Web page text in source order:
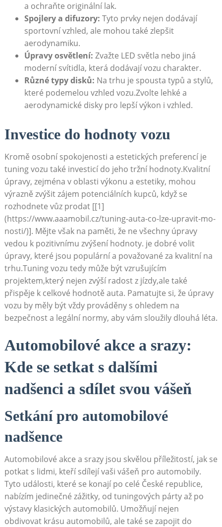
a ochraňte originální lak.
Spojlery a difuzory: Tyto prvky nejen dodávají
sportovní vzhled, ale mohou také zlepšit
aerodynamiku.
Úpravy osvětlení: Zvažte LED světla nebo jiná
moderní svítidla, která dodávají vozu charakter.
Různé typy disků: Na trhu je spousta typů a stylů,
které podemelou vzhled vozu.Zvolte lehké a
aerodynamické disky pro lepší výkon i vzhled.
Investice do hodnoty vozu
Kromě osobní spokojenosti a estetických preferencí je
tuning vozu také investicí do jeho tržní hodnoty.Kvalitní
úpravy, zejména v oblasti výkonu a estetiky, mohou
výrazně zvýšit zájem potenciálních kupců, když se
rozhodnete vůz prodat [[1]
(https://www.aaamobil.cz/tuning-auta-co-lze-upravit-mo-
nosti/)]. Mějte však na paměti, že ne všechny úpravy
vedou k pozitivnímu zvýšení hodnoty. je dobré volit
úpravy, které jsou populární a považované za kvalitní na
trhu.Tuning vozu tedy může být vzrušujícím
projektem,který nejen zvýší radost z jízdy,ale také
přispěje k celkové hodnotě auta. Pamatujte si, že úpravy
vozu by měly být vždy prováděny s ohledem na
bezpečnost a legální normy, aby vám sloužily dlouhá léta.
Automobilové akce a srazy:
Kde se setkat s dalšími
nadšenci a sdílet svou vášeň
Setkání pro automobilové
nadšence
Automobilové akce a srazy jsou skvělou příležitostí, jak se
potkat s lidmi, kteří sdílejí vaši vášeň pro automobily.
Tyto události, které se konají po celé České republice,
nabízím jedinečné zážitky, od tuningových párty až po
výstavy klasických automobilů. Umožňují nejen
obdivovat krásu automobilů, ale také se zapojit do